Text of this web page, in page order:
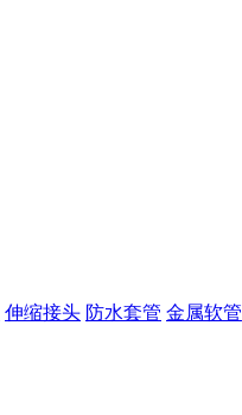
伸缩接头 防水套管 金属软管